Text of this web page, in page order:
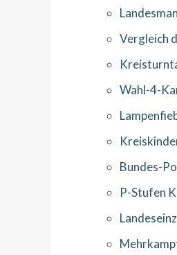
Vergleich
Wahl-4-
Bundes-
P-Stufen